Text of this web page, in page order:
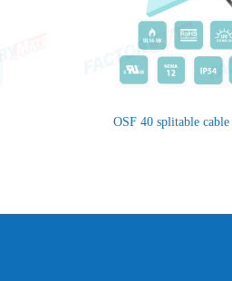
OSF 40 splitable cable